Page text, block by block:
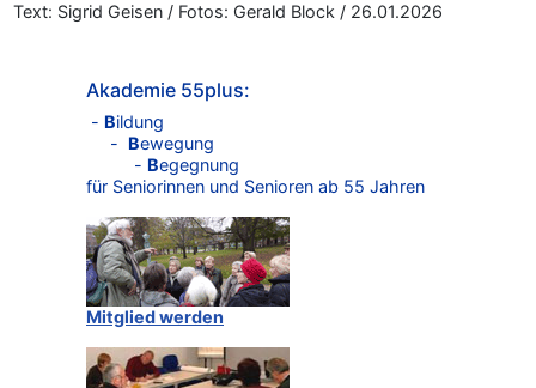
Akademie 55plus:
- Bildung
- Bewegung
- Begegnung
für Seniorinnen und Senioren ab 55 Jahren
Mitglied werden
Text: Sigrid Geisen / Fotos: Gerald Block / 26.01.2026